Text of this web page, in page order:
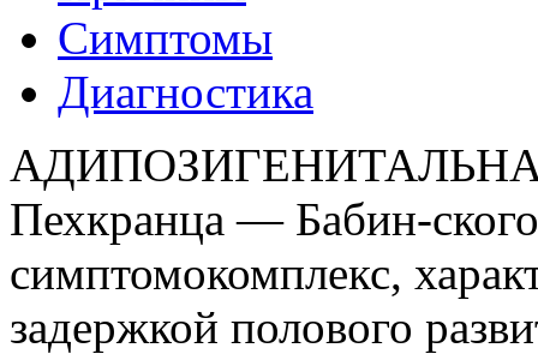
Симптомы
Диагностика
Пехкранца — Бабин-
симптомокомплекс,
задержкой полового